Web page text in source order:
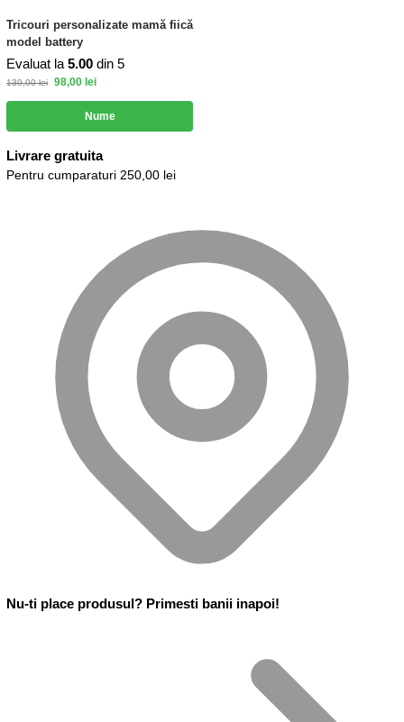
Tricouri personalizate mamă fiică
model battery
Evaluat la 5.00 din 5
130,00lei 98,00 lei
Nume
Livrare gratuita
Pentru cumparaturi 250,00 lei
Nu-ti place produsul? Primesti banii inapoi!